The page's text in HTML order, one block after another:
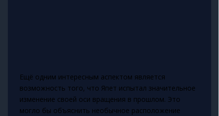
Ещё одним интересным аспектом является
возможность того, что Япет испытал значительное
изменение своей оси вращения в прошлом. Это
могло бы объяснить необычное расположение